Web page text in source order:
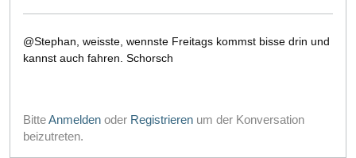
@Stephan, weisste, wennste Freitags kommst bisse drin und
kannst auch fahren. Schorsch
BitteAnmelden oder Registrieren um der Konversation
beizutreten.